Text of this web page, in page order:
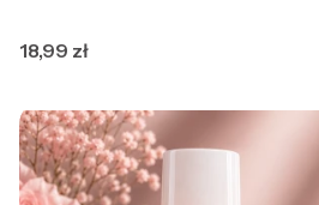
Cena
18,99 zł